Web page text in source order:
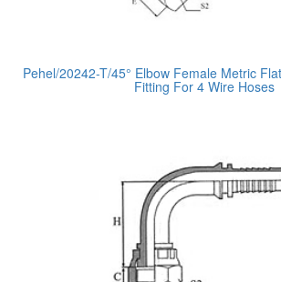
Pehel/20242-T/45° Elbow Female Metric
Fitting For 4 Wire Hoses